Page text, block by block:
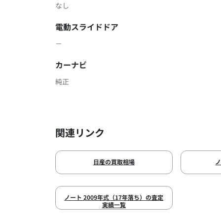
なし
電動スライドドア
－
カーナビ
純正
関連リンク
日産の買取相場
ノート 2009年式（17年落ち）の査定
実績一覧